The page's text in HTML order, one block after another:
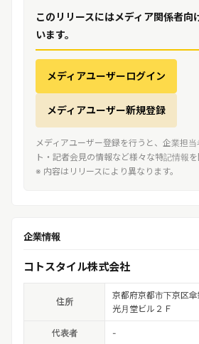
このリリースにはメディア関係者向
います。
メディアユーザーログイン
メディアユーザー新規登録
メディアユーザー登録を行うと、企業担
ト・記者会見の情報など様々な特記情報を
※ 内容はリリースにより異なります。
企業情報
コトスタイル株式会社
住所
京都府京都市下京区
光月堂ビル２Ｆ
代表者 -